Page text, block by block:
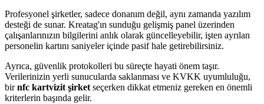
Profesyonel şirketler, sadece donanım değil, aynı zamanda yazılım
desteği de sunar. Kreatag'ın sunduğu gelişmiş panel üzerinden
çalışanlarınızın bilgilerini anlık olarak güncelleyebilir, işten ayrılan
personelin kartını saniyeler içinde pasif hale getirebilirsiniz.
Ayrıca, güvenlik protokolleri bu süreçte hayati önem taşır.
Verilerinizin yerli sunucularda saklanması ve KVKK uyumluluğu,
birnfc kartvizit şirketseçerken dikkat etmeniz gereken en önemli
kriterlerin başında gelir.